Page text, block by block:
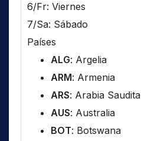
6/Fr: Viernes
7/Sa: Sábado
Países
ALG: Argelia
ARM: Armenia
ARS: Arabia Saudita
AUS: Australia
BOT: Botswana